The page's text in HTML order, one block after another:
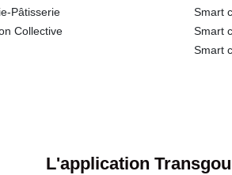
Pâtisserie
Collective
Smart
Smart
Smart
L'application